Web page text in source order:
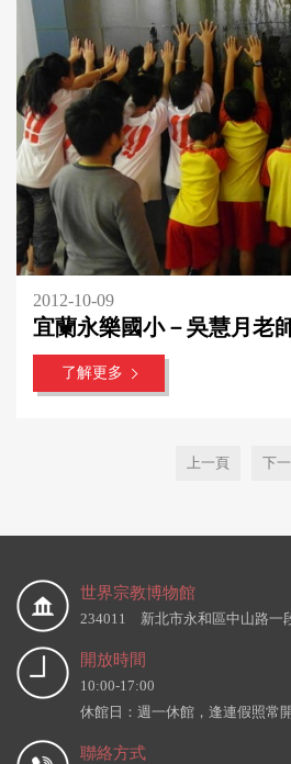
2012-10-09
宜蘭永樂國小－吳慧月老
了解更多
上一頁 下
世界宗教博物館
234011 新北市永和區中山路一
開放時間
10:00-17:00
休館日：週一休館，逢連假照常
聯絡方式